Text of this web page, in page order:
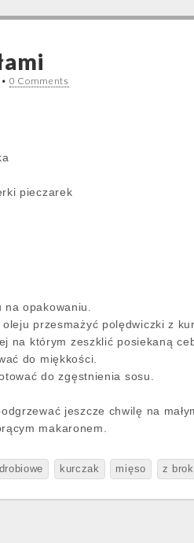
• 0 Comments
pieczarek
opakowaniu.
przesmażyć polędwiczki z
na którym zeszklić posiekaną
do miękkości.
do zgęstnienia sosu.
jeszcze chwilę na
makaronem.
drobiowe kurczak mięso z